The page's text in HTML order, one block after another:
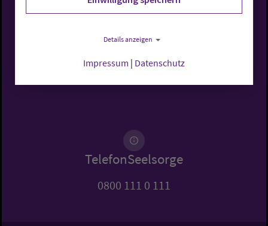
Schreiben Sie uns
Nachricht schreiben
TelefonSeelsorge
0800 111 0 111
Details anzeigen
Impressum | Datenschutz